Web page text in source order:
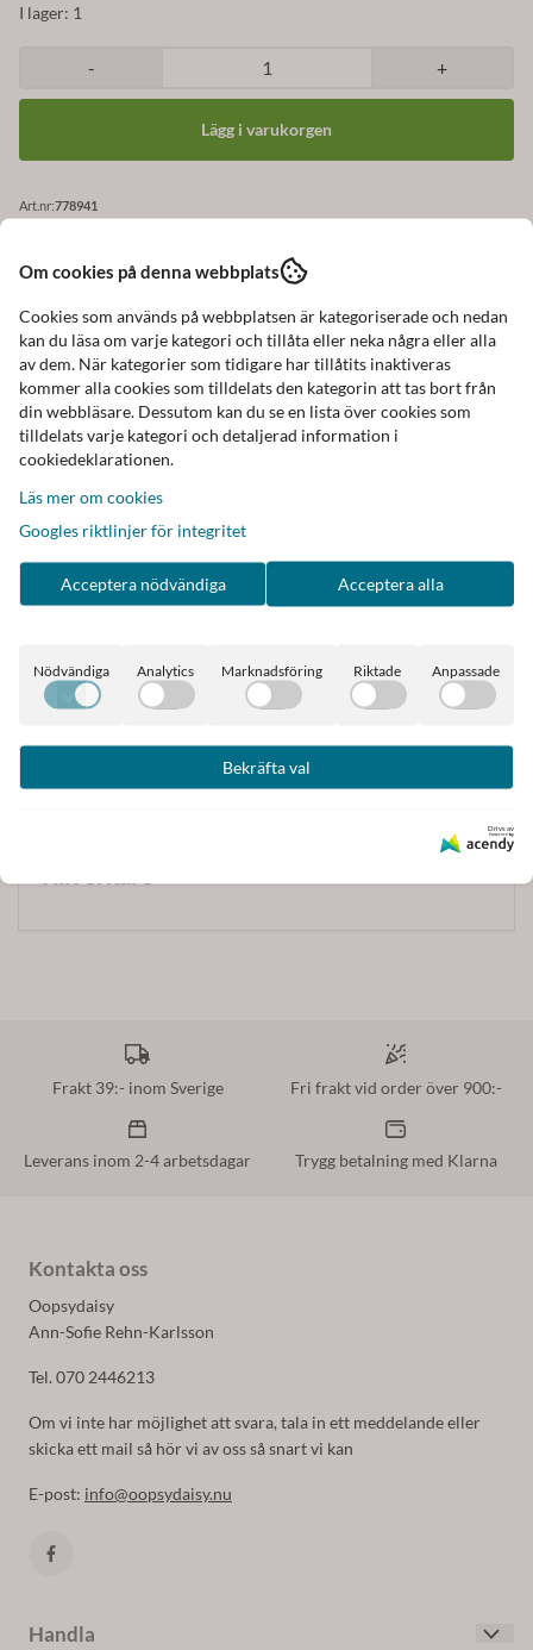
Väskan kommer från Rosenvinge, Norge
I lager: 1
- +
Art.nr:778941
Beskrivning
Snygg vardags eller festväska, clutch
Väskan har ett stort fack som stängs med dragkedja
Det finns 2 små fack i tygfodret som är ljust och
småblommigt, ett är med dragkedja
Väskan stängs med guldfärgad dragkedja
Väskan är tillverkad av läderimitation/vegansk läder
Mått: 15cm x 21cm x 4cm
Frakt 39:- inom Sverige Fri frakt vid order över 900:-
Leverans inom 2-4 arbetsdagar Trygg betalning med Klarna
Kontakta oss
Oopsydaisy
Ann-Sofie Rehn-Karlsson
Tel. 070 2446213
Om vi inte har möjlighet att svara, tala in ett meddelande eller
skicka ett mail så hör vi av oss så snart vi kan
E-post: info@oopsydaisy.nu
Handla
Om cookies på denna webbplats
Cookies som används på webbplatsen är kategoriserade och nedan
kan du läsa om varje kategori och tillåta eller neka några eller alla
av dem. När kategorier som tidigare har tillåtits inaktiveras
kommer alla cookies som tilldelats den kategorin att tas bort från
din webbläsare. Dessutom kan du se en lista över cookies som
tilldelats varje kategori och detaljerad information i
cookiedeklarationen.
Läs mer om cookies
Googles riktlinjer för integritet
Acceptera nödvändiga Acceptera alla
Nödvändiga Analytics Marknadsföring Riktade Anpassade
Bekräfta val
Drivs av